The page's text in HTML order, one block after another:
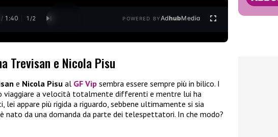
/ 1:40 1 /2 POWERED BYAdhubMedia
Trevisan e Nicola Pisu
e Nicola Pisu al GF Vip sembra essere sempre più in bilico. I
viaggiare a velocità totalmente differenti e mentre lui ha
appare più rigida a riguardo, sebbene ultimamente si sia
nato da una domanda da parte dei telespettatori. In che modo?